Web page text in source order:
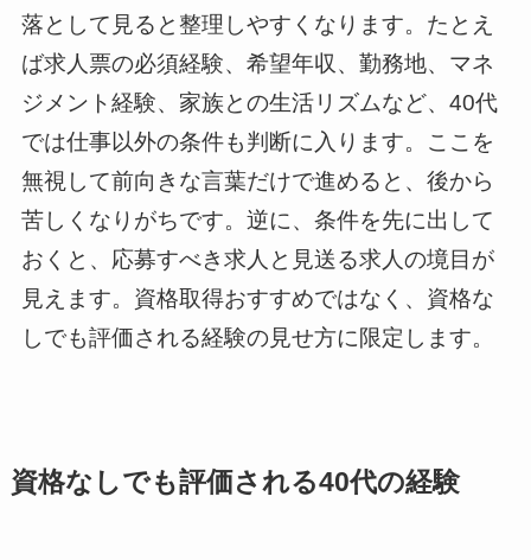
落として見ると整理しやすくなります。たとえ
ば求人票の必須経験、希望年収、勤務地、マネ
ジメント経験、家族との生活リズムなど、40代
では仕事以外の条件も判断に入ります。ここを
無視して前向きな言葉だけで進めると、後から
苦しくなりがちです。逆に、条件を先に出して
おくと、応募すべき求人と見送る求人の境目が
見えます。資格取得おすすめではなく、資格な
しでも評価される経験の見せ方に限定します。
資格なしでも評価される40代の経験